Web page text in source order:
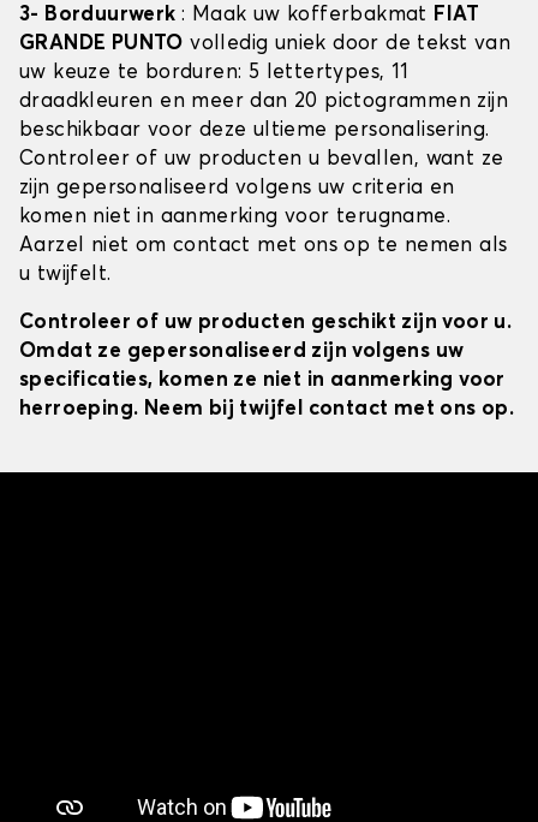
3- Borduurwerk : Maak uw kofferbakmat FIAT
GRANDE PUNTO volledig uniek door de tekst van
uw keuze te borduren: 5 lettertypes, 11
draadkleuren en meer dan 20 pictogrammen zijn
beschikbaar voor deze ultieme personalisering.
Controleer of uw producten u bevallen, want ze
zijn gepersonaliseerd volgens uw criteria en
komen niet in aanmerking voor terugname.
Aarzel niet om contact met ons op te nemen als
u twijfelt.
Controleer of uw producten geschikt zijn voor u.
Omdat ze gepersonaliseerd zijn volgens uw
specificaties, komen ze niet in aanmerking voor
herroeping. Neem bij twijfel contact met ons op.